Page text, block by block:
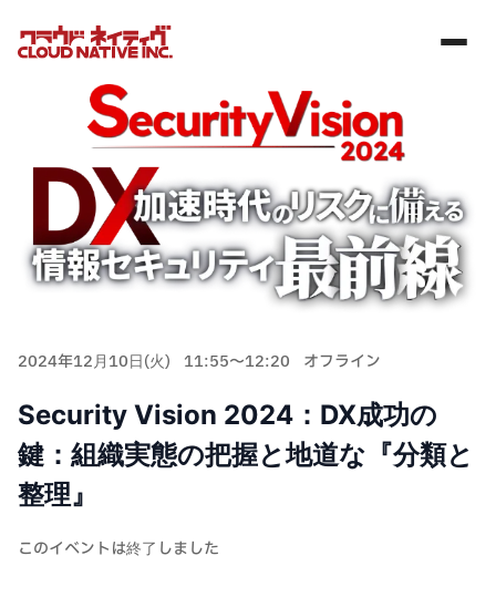
2024年12月10日(火) 11:55〜12:20 オフライン
Security Vision 2024：DX成功の
鍵：組織実態の把握と地道な『分類と
整理』
このイベントは終了しました